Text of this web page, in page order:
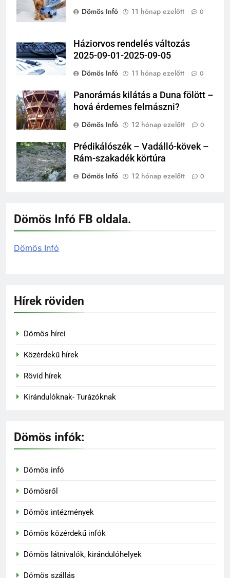
Dömös Infó
11 hónap ezelőtt 0
Háziorvos rendelés változás
2025-09-01-2025-09-05
Dömös Infó
11 hónap ezelőtt 0
Panorámás kilátás a Duna fölött –
hová érdemes felmászni?
Dömös Infó
12 hónap ezelőtt 0
Prédikálószék – Vadálló-kövek –
Rám-szakadék körtúra
Dömös Infó
12 hónap ezelőtt 0
Dömös Infó FB oldala.
Dömös Infó
Hírek röviden
Dömös hírei
Közérdekű hírek
Rövid hírek
Kirándulóknak- Turázóknak
Dömös infók:
Dömös infó
Dömösről
Dömös intézmények
Dömös közérdekű infók
Dömös látnivalók, kirándulóhelyek
Dömös szállás